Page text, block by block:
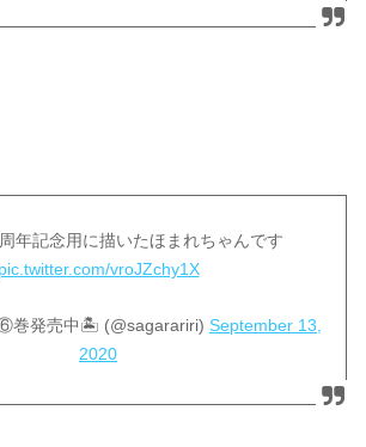
年記念用に描いたほまれちゃんです
pic.twitter.com/vroJZchy1X
巻発売中🏝️ (@sagarariri) September 13,
2020